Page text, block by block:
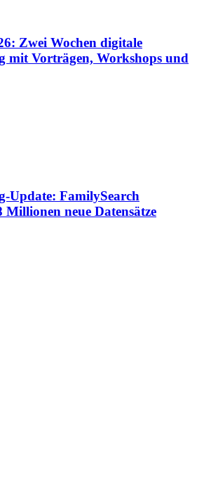
Zwei Wochen digitale
mit Vorträgen, Workshops und
Update: FamilySearch
neue Datensätze